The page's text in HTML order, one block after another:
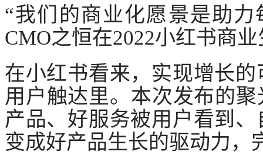
“我们的商业化愿景是助
CMO之恒在2022小红书商
在小红书看来，实现增长
用户触达里。本次发布的
产品、好服务被用户看到
变成好产品生长的驱动力，